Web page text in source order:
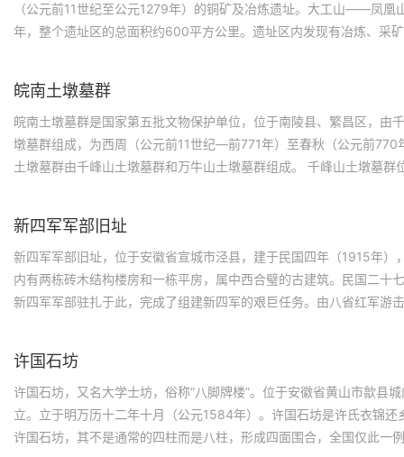
（公元前11世纪至公元1279年）的铜矿及冶炼遗址。大工山——凤凰
年，整个遗址区的总面积约600平方公里。遗址区内发现有冶炼、采
山铜矿遗址一起被国务院批准为第四批全国重点文物保护单位。
皖南土墩墓群
皖南土墩墓群是国家第五批文物保护单位，位于南陵县、繁昌区，由
墩墓群组成，为西周（公元前11世纪—前771年）至春秋（公元前
土墩墓群由千峰山土墩墓群和万牛山土墩墓群组成。 千峰山土墩墓群
新四军军部旧址
新四军军部旧址，位于安徽省宣城市泾县，建于民国四年（1915年）
内有两栋砖木结构楼房和一栋平房，属中西合璧的古建筑。民国二十
新四军军部驻扎于此，完成了组建新四军的艰巨任务。由八省红军游
许国石坊
许国石坊，又名大学士坊，俗称“八脚牌楼”。位于安徽省黄山市歙县
立。立于明万历十二年十月（公元1584年）。许国石坊是许氏衣锦还
许国石坊，其不是通常的四柱而是八柱，形成四面围合，全国仅此一